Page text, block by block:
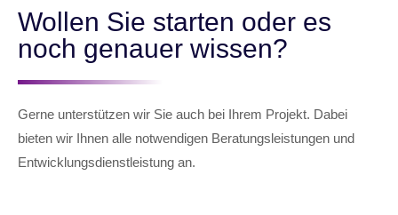
Wollen Sie starten oder es
noch genauer wissen?
Gerne unterstützen wir Sie auch bei Ihrem Projekt. Dabei
bieten wir Ihnen alle notwendigen Beratungsleistungen und
Entwicklungsdienstleistung an.